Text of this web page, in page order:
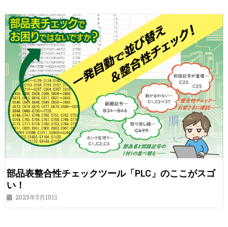
部品表整合性チェックツール「PLC」のここがスゴ
い！
2025年5月10日